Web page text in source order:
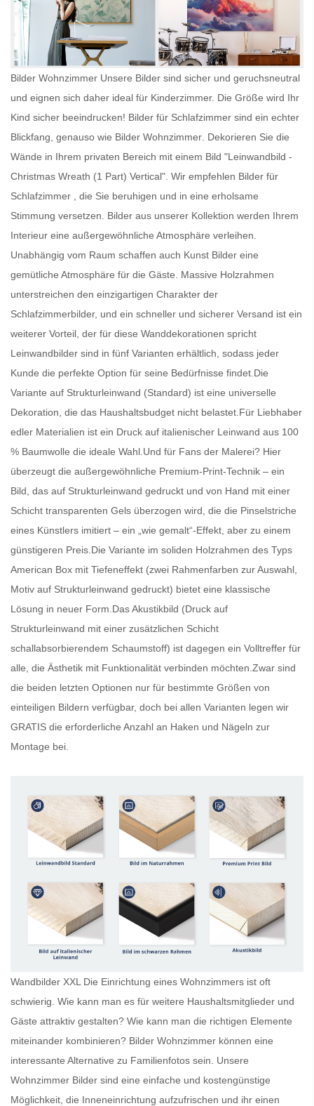
Bilder Wohnzimmer Unsere Bilder sind sicher und geruchsneutral
und eignen sich daher ideal für Kinderzimmer. Die Größe wird Ihr
Kind sicher beeindrucken! Bilder für Schlafzimmer sind ein echter
Blickfang, genauso wie Bilder Wohnzimmer . Dekorieren Sie die
Wände in Ihrem privaten Bereich mit einem Bild "Leinwandbild -
Christmas Wreath (1 Part) Vertical". Wir empfehlen Bilder für
Schlafzimmer , die Sie beruhigen und in eine erholsame
Stimmung versetzen. Bilder aus unserer Kollektion werden Ihrem
Interieur eine außergewöhnliche Atmosphäre verleihen.
Unabhängig vom Raum schaffen auch Kunst Bilder eine
gemütliche Atmosphäre für die Gäste. Massive Holzrahmen
unterstreichen den einzigartigen Charakter der
Schlafzimmerbilder, und ein schneller und sicherer Versand ist ein
weiterer Vorteil, der für diese Wanddekorationen spricht
Leinwandbilder sind in fünf Varianten erhältlich, sodass jeder
Kunde die perfekte Option für seine Bedürfnisse findet.Die
Variante auf Strukturleinwand (Standard) ist eine universelle
Dekoration, die das Haushaltsbudget nicht belastet.Für Liebhaber
edler Materialien ist ein Druck auf italienischer Leinwand aus 100
% Baumwolle die ideale Wahl.Und für Fans der Malerei? Hier
überzeugt die außergewöhnliche Premium-Print-Technik – ein
Bild, das auf Strukturleinwand gedruckt und von Hand mit einer
Schicht transparenten Gels überzogen wird, die die Pinselstriche
eines Künstlers imitiert – ein „wie gemalt“-Effekt, aber zu einem
günstigeren Preis.Die Variante im soliden Holzrahmen des Typs
American Box mit Tiefeneffekt (zwei Rahmenfarben zur Auswahl,
Motiv auf Strukturleinwand gedruckt) bietet eine klassische
Lösung in neuer Form.Das Akustikbild (Druck auf
Strukturleinwand mit einer zusätzlichen Schicht
schallabsorbierendem Schaumstoff) ist dagegen ein Volltreffer für
alle, die Ästhetik mit Funktionalität verbinden möchten.Zwar sind
die beiden letzten Optionen nur für bestimmte Größen von
einteiligen Bildern verfügbar, doch bei allen Varianten legen wir
GRATIS die erforderliche Anzahl an Haken und Nägeln zur
Montage bei.
Wandbilder XXL Die Einrichtung eines Wohnzimmers ist oft
schwierig. Wie kann man es für weitere Haushaltsmitglieder und
Gäste attraktiv gestalten? Wie kann man die richtigen Elemente
miteinander kombinieren? Bilder Wohnzimmer können eine
interessante Alternative zu Familienfotos sein. Unsere
Wohnzimmer Bilder sind eine einfache und kostengünstige
Möglichkeit, die Inneneinrichtung aufzufrischen und ihr einen